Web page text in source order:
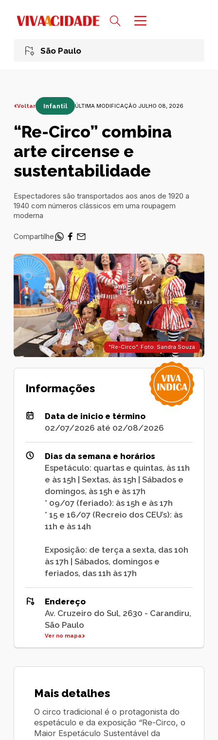
São Paulo
Voltar Infantil ÚLTIMA MODIFICAÇÃO JULHO 08, 2026
“Re-Circo” combina
arte circense e
sustentabilidade
Espectadores são transportados aos anos de 1920 a
1940 com números clássicos em uma roupagem
moderna
Compartilhe
"Re-Circo". Foto: Sandra Souza
Informações
Data de inicio e término
02/07/2026 até 02/08/2026
Dias da semana e horários
Espetáculo: quartas e quintas, às 11h
e às 15h | Sextas, às 15h | Sábados e
domingos, às 15h e às 17h
* 09/07 (feriado): às 15h e às 17h
* ⁠15 e 16/07 (Recreio dos CEU’s): às
11h e às 14h
Exposição: de terça a sexta, das 10h
às 17h | Sábados, domingos e
feriados, das 11h às 17h
Endereço
Av. Cruzeiro do Sul, 2630 - Carandiru,
São Paulo
Ver no mapa
Mais detalhes
O circo tradicional é o protagonista do
espetáculo e da exposição “Re-Circo, o
Maior Espetáculo Sustentável da